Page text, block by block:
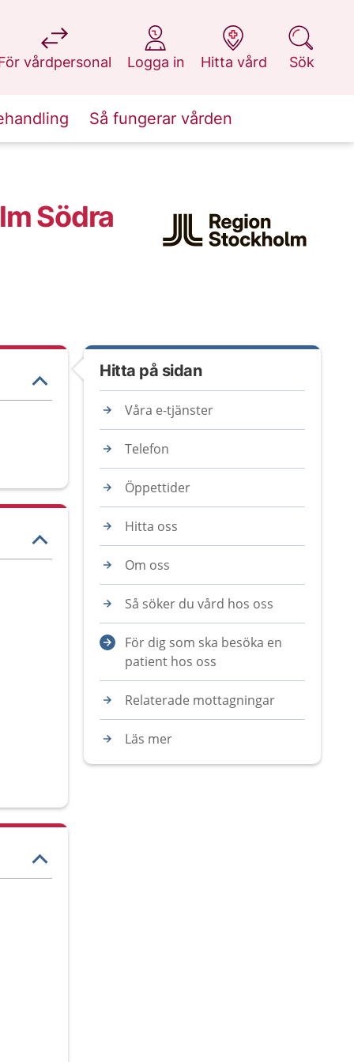
vårdpersonal
på 1177.se
Logga in
på 1177.se
Hitta vård
på 1177.se
Sök
på 1177.se
Så fungerar vården
Södra
Hitta på sidan
Våra e-tjänster
Telefon
Öppettider
Hitta oss
Om oss
Så söker du vård hos oss
För dig som ska besöka en
patient hos oss
Relaterade mottagningar
Läs mer